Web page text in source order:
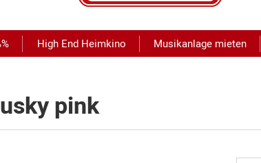
High End Heimkino Musikanlage mieten
pink